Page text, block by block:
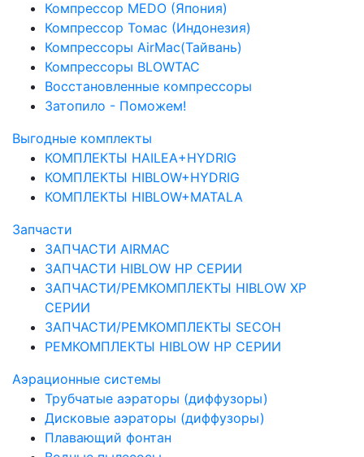
Компрессор MEDO (Япония)
Компрессор Томас (Индонезия)
Компрессоры AirMac(Тайвань)
Компрессоры BLOWTAC
Восстановленные компрессоры
Затопило - Поможем!
Выгодные комплекты
КОМПЛЕКТЫ HAILEA+HYDRIG
КОМПЛЕКТЫ HIBLOW+HYDRIG
КОМПЛЕКТЫ HIBLOW+MATALA
Запчасти
ЗАПЧАСТИ AIRMAC
ЗАПЧАСТИ HIBLOW HP СЕРИИ
ЗАПЧАСТИ/РЕМКОМПЛЕКТЫ HIBLOW XP
СЕРИИ
ЗАПЧАСТИ/РЕМКОМПЛЕКТЫ SECOH
РЕМКОМПЛЕКТЫ HIBLOW HP СЕРИИ
Аэрационные системы
Трубчатые аэраторы (диффузоры)
Дисковые аэраторы (диффузоры)
Плавающий фонтан